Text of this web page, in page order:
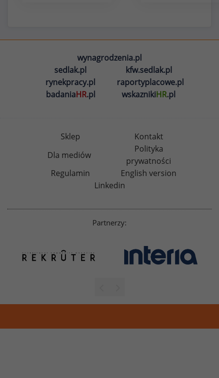
wynagrodzenia.pl
sedlak.pl
kfw.sedlak.pl
rynekpracy.pl
raportyplacowe.pl
badaniaHR.pl wskaznikiHR.pl
Sklep
Kontakt
Dla mediów
Polityka
prywatności
Regulamin
English version
Linkedin
Partnerzy: